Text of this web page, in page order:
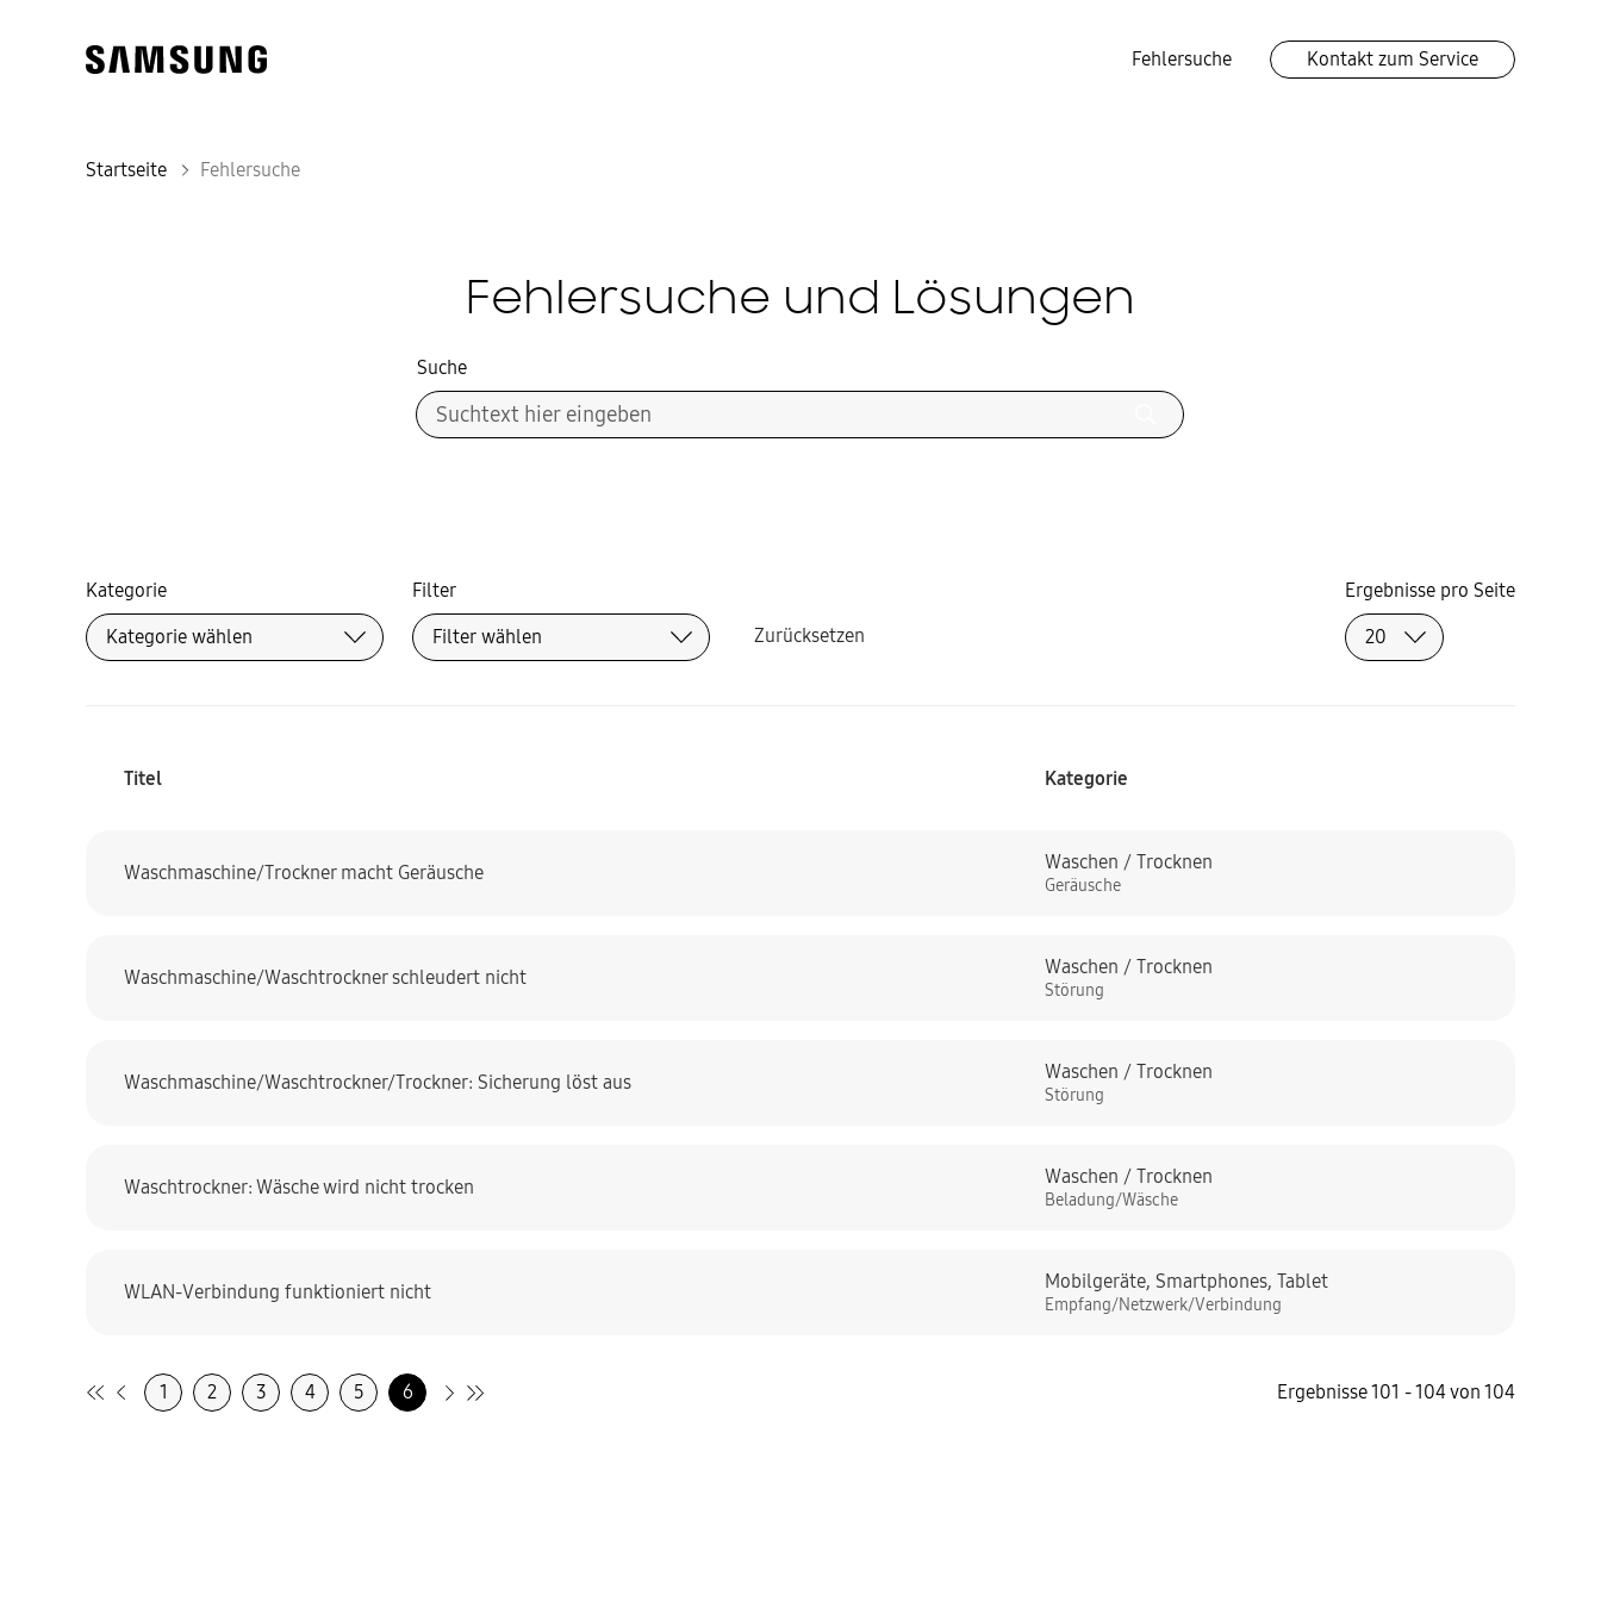
Fehlersuche Kontakt zum Service
Startseite Fehlersuche
Fehlersuche und Lösungen
Suche
Kategorie
Filter
Zurücksetzen
Ergebnisse pro Seite
Titel Kategorie
Waschmaschine/Trockner macht Geräusche Waschen / Trocknen
Geräusche
Waschmaschine/Waschtrockner schleudert nicht Waschen / Trocknen
Störung
Waschmaschine/Waschtrockner/Trockner: Sicherung löst aus Waschen / Trocknen
Störung
Waschtrockner: Wäsche wird nicht trocken Waschen / Trocknen
Beladung/Wäsche
WLAN-Verbindung funktioniert nicht Mobilgeräte,Smartphones,Tablet
Empfang/Netzwerk/Verbindung
1 2 3 4 5 6 Ergebnisse 101 - 104 von 104